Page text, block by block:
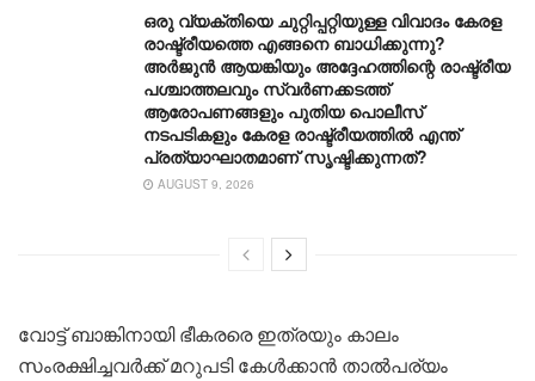
ഒരു വ്യക്തിയെ ചുറ്റിപ്പറ്റിയുള്ള വിവാദം കേരള
രാഷ്ട്രീയത്തെ എങ്ങനെ ബാധിക്കുന്നു?
അർജുൻ ആയങ്കിയും അദ്ദേഹത്തിന്റെ രാഷ്ട്രീയ
പശ്ചാത്തലവും സ്വർണക്കടത്ത്
ആരോപണങ്ങളും പുതിയ പൊലീസ്
നടപടികളും കേരള രാഷ്ട്രീയത്തിൽ എന്ത്
പ്രത്യാഘാതമാണ് സൃഷ്ടിക്കുന്നത്?
AUGUST 9, 2026
വോട്ട് ബാങ്കിനായി ഭീകരരെ ഇത്രയും കാലം
സംരക്ഷിച്ചവർക്ക് മറുപടി കേൾക്കാൻ താൽപര്യം